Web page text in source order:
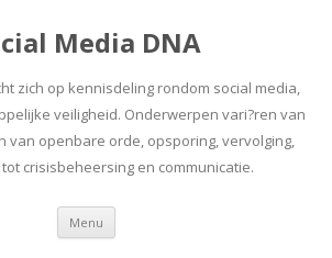
Media DNA
zich op kennisdeling rondom social media,
veiligheid. Onderwerpen vari?ren van
van openbare orde, opsporing, vervolging,
crisisbeheersing en communicatie.
Menu Spring
inhoud